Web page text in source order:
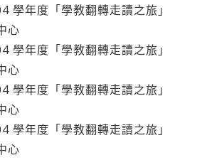
學年度「學教翻轉走讀之旅」
心
學年度「學教翻轉走讀之旅」
心
學年度「學教翻轉走讀之旅」
心
學年度「學教翻轉走讀之旅」
心